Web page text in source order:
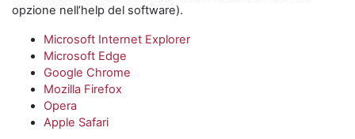
opzione nell’help del software).
Microsoft Internet Explorer
Microsoft Edge
Google Chrome
Mozilla Firefox
Opera
Apple Safari